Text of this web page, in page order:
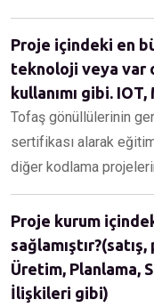
Proje içindeki en
teknoloji veya var
kullanımı gibi.
Tofaş gönüllülerinin
sertifikası alarak
diğer kodlama
Proje kurum
Üretim, Planlama,
İlişkileri gibi)